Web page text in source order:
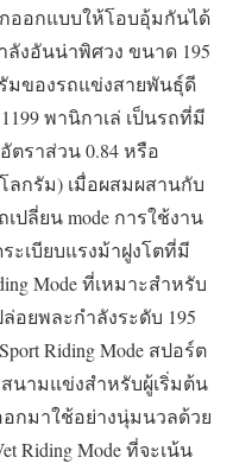
ออกแบบให้โอบอุ้มกันได้
งอันน่าพิศวง ขนาด 195
มของรถแข่งสายพันธุ์ดี
พานิกาเล่ เป็นรถที่มี
ราส่วน 0.84 หรือ
ลกรัม) เมื่อผสมผสานกับ
ปลี่ยน mode การใช้งาน
เบียบแรงม้าฝูงโตที่มี
Mode ที่เหมาะสำหรับ
อยพละกำลังระดับ 195
Riding Mode สปอร์ต
ามแข่งสำหรับผู้เริ่มต้น
อกมาใช้อย่างนุ่มนวลด้วย
Riding Mode ที่จะเน้น